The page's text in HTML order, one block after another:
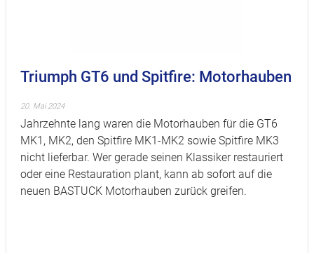
Triumph GT6 und Spitfire: Motorhauben
20. Mai 2024
Jahrzehnte lang waren die Motorhauben für die GT6
MK1, MK2, den Spitfire MK1-MK2 sowie Spitfire MK3
nicht lieferbar. Wer gerade seinen Klassiker restauriert
oder eine Restauration plant, kann ab sofort auf die
neuen BASTUCK Motorhauben zurück greifen.